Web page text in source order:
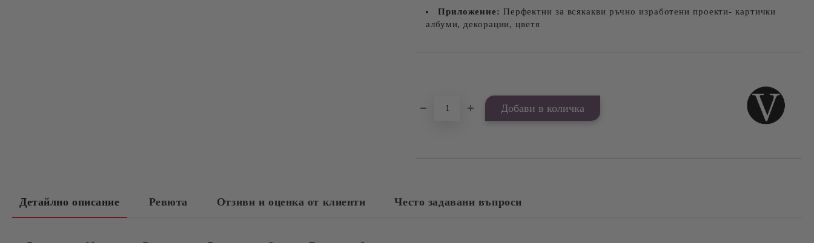
Приложение: Перфектни за всякакви ръчно изработени проекти- картички
албуми, декорации, цветя
Детайлно описание Ревюта Отзиви и оценка от клиенти Често задавани въпроси